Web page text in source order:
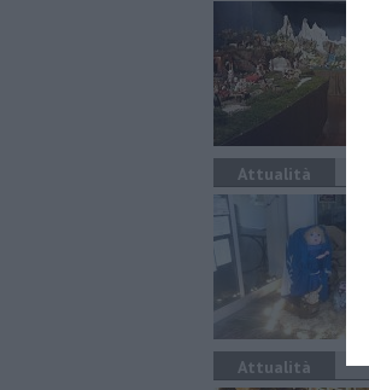
Attualità
Attualità